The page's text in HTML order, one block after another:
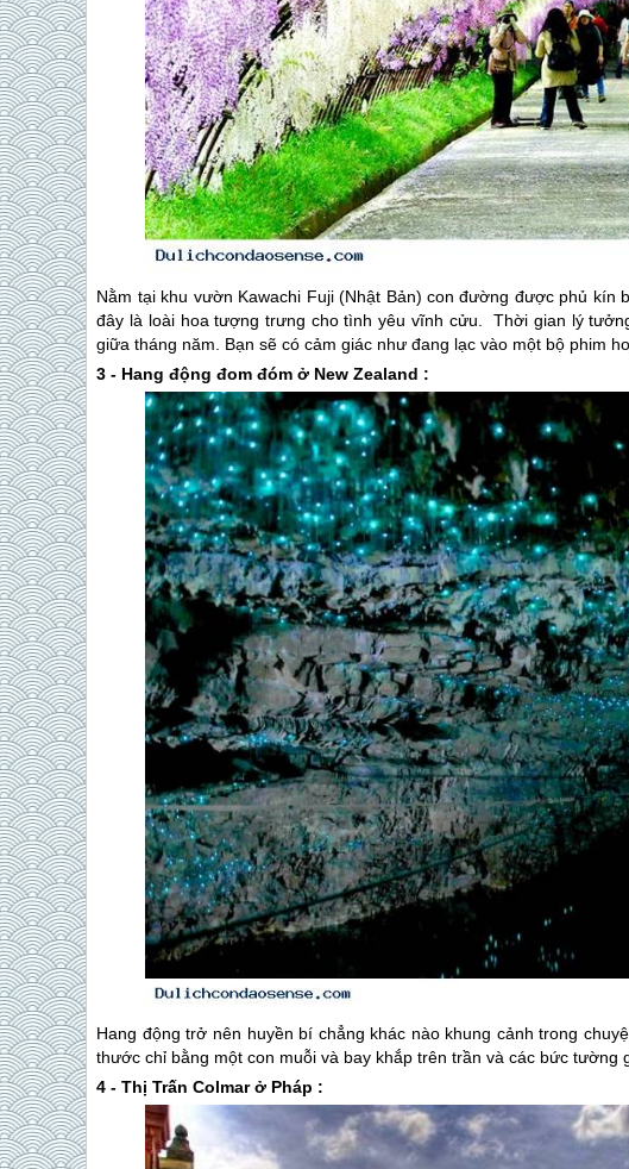
Nằm tại khu vườn Kawachi Fuji (Nhật Bản) con đường được phủ
đây là loài hoa tượng trưng cho tình yêu vĩnh cửu. Thời gian lý
giữa tháng năm. Bạn sẽ có cảm giác như đang lạc vào một bộ phim
3 - Hang động đom đóm ở New Zealand :
Hang động trở nên huyền bí chẳng khác nào khung cảnh trong
thước chỉ bằng một con muỗi và bay khắp trên trần và các bức tường
4 - Thị Trấn Colmar ở Pháp :